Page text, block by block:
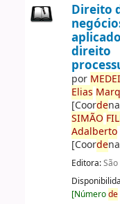
Direito
direito
por MEDE
Elias
[Coorde
SIMÃO
Adalberto
[Coorde
Editora:
Disponibilida
[Númerode